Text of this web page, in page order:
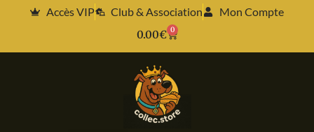
Accès VIP Club & Association
Mon Compte
0.00€ 0